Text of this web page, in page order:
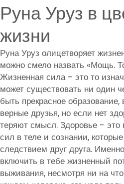
Руна Уруз в
жизни
Руна Уруз олицетворяет
можно смело назвать «Мощь.
Жизненная сила - это то
может существовать ни один
быть прекрасное
верные друзья, но если нет
теряют смысл. Здоровье - это
сил в теле и сознании,
следствием друг друга.
включить в тебе жизненный
выживания, несмотря ни на